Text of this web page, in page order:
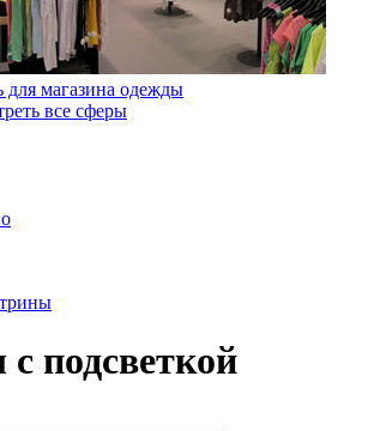
для магазина одежды
все сферы
подсветкой